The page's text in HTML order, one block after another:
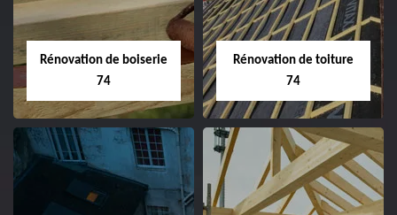
Rénovation de boiserie
74
Rénovation de toiture
74